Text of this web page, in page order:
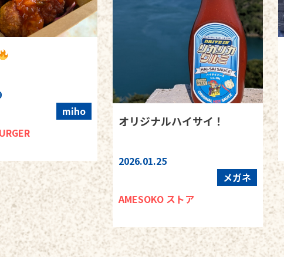
miho
オリジナルハイサイ！
2026.01.25
メガネ
AMESOKO ストア